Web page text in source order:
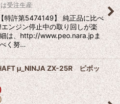
受注生産
特許第5474149】 純正品に比べ
ンジン停止中の取り回しが楽
は、http://www.peo.nara.jpま
く努…
μ_NINJA ZX-25R ピボッ
)